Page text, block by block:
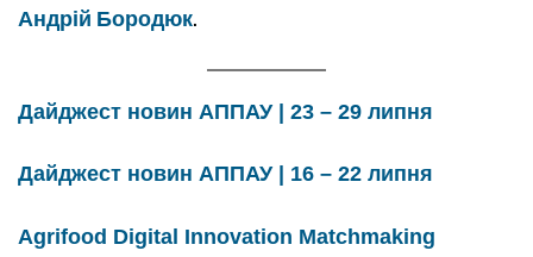
Андрій Бородюк.
Дайджест новин АППАУ | 23 – 29 липня
Дайджест новин АППАУ | 16 – 22 липня
Agrifood Digital Innovation Matchmaking